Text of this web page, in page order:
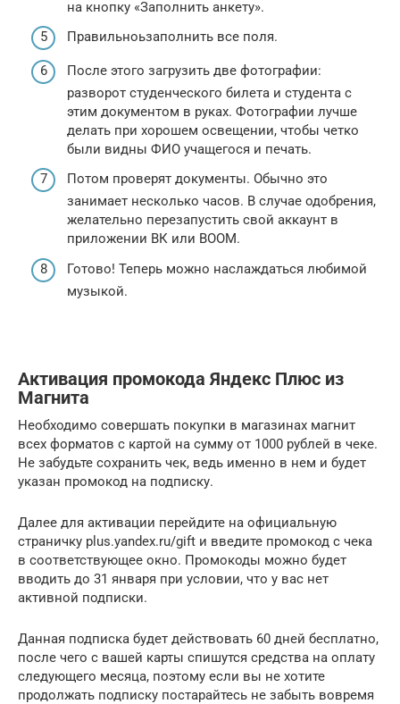
на кнопку «Заполнить анкету».
Правильноьзаполнить все поля.
После этого загрузить две фотографии:
разворот студенческого билета и студента с
этим документом в руках. Фотографии лучше
делать при хорошем освещении, чтобы четко
были видны ФИО учащегося и печать.
Потом проверят документы. Обычно это
занимает несколько часов. В случае одобрения,
желательно перезапустить свой аккаунт в
приложении ВК или BOOM.
Готово! Теперь можно наслаждаться любимой
музыкой.
Активация промокода Яндекс Плюс из
Магнита
Необходимо совершать покупки в магазинах магнит
всех форматов с картой на сумму от 1000 рублей в чеке.
Не забудьте сохранить чек, ведь именно в нем и будет
указан промокод на подписку.
Далее для активации перейдите на официальную
страничку plus.yandex.ru/gift и введите промокод с чека
в соответствующее окно. Промокоды можно будет
вводить до 31 января при условии, что у вас нет
активной подписки.
Данная подписка будет действовать 60 дней бесплатно,
после чего с вашей карты спишутся средства на оплату
следующего месяца, поэтому если вы не хотите
продолжать подписку постарайтесь не забыть вовремя